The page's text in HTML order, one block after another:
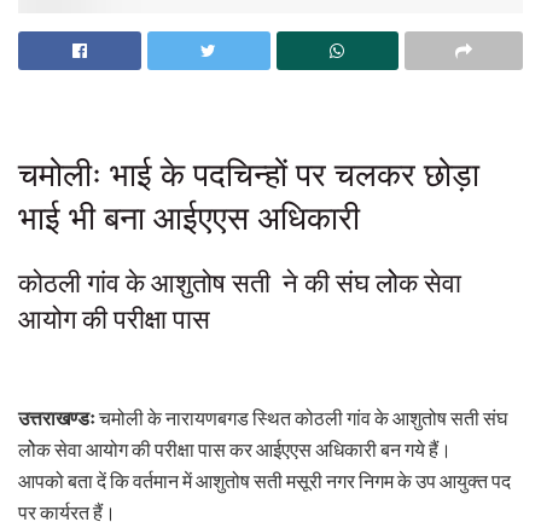
चमोलीः भाई के पदचिन्हों पर चलकर छोड़ा
भाई भी बना आईएएस अधिकारी
कोठली गांव के आशुतोष सती ने की संघ लोेक सेवा
आयोग की परीक्षा पास
उत्तराखण्डःचमोली के नारायणबगड स्थित कोठली गांव के आशुतोष सती संघ
लोेक सेवा आयोग की परीक्षा पास कर आईएएस अधिकारी बन गये हैं।
आपको बता दें कि वर्तमान में आशुतोष सती मसूरी नगर निगम के उप आयुक्त पद
पर कार्यरत हैं।